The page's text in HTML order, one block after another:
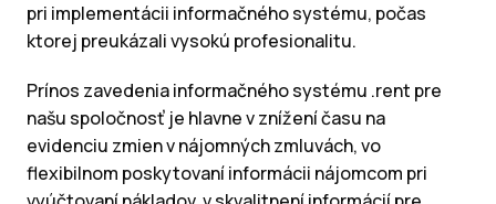
pri implementácii informačného systému, počas
ktorej preukázali vysokú profesionalitu.
Prínos zavedenia informačného systému .rent pre
našu spoločnosť je hlavne v znížení času na
evidenciu zmien v nájomných zmluvách, vo
flexibilnom poskytovaní informácii nájomcom pri